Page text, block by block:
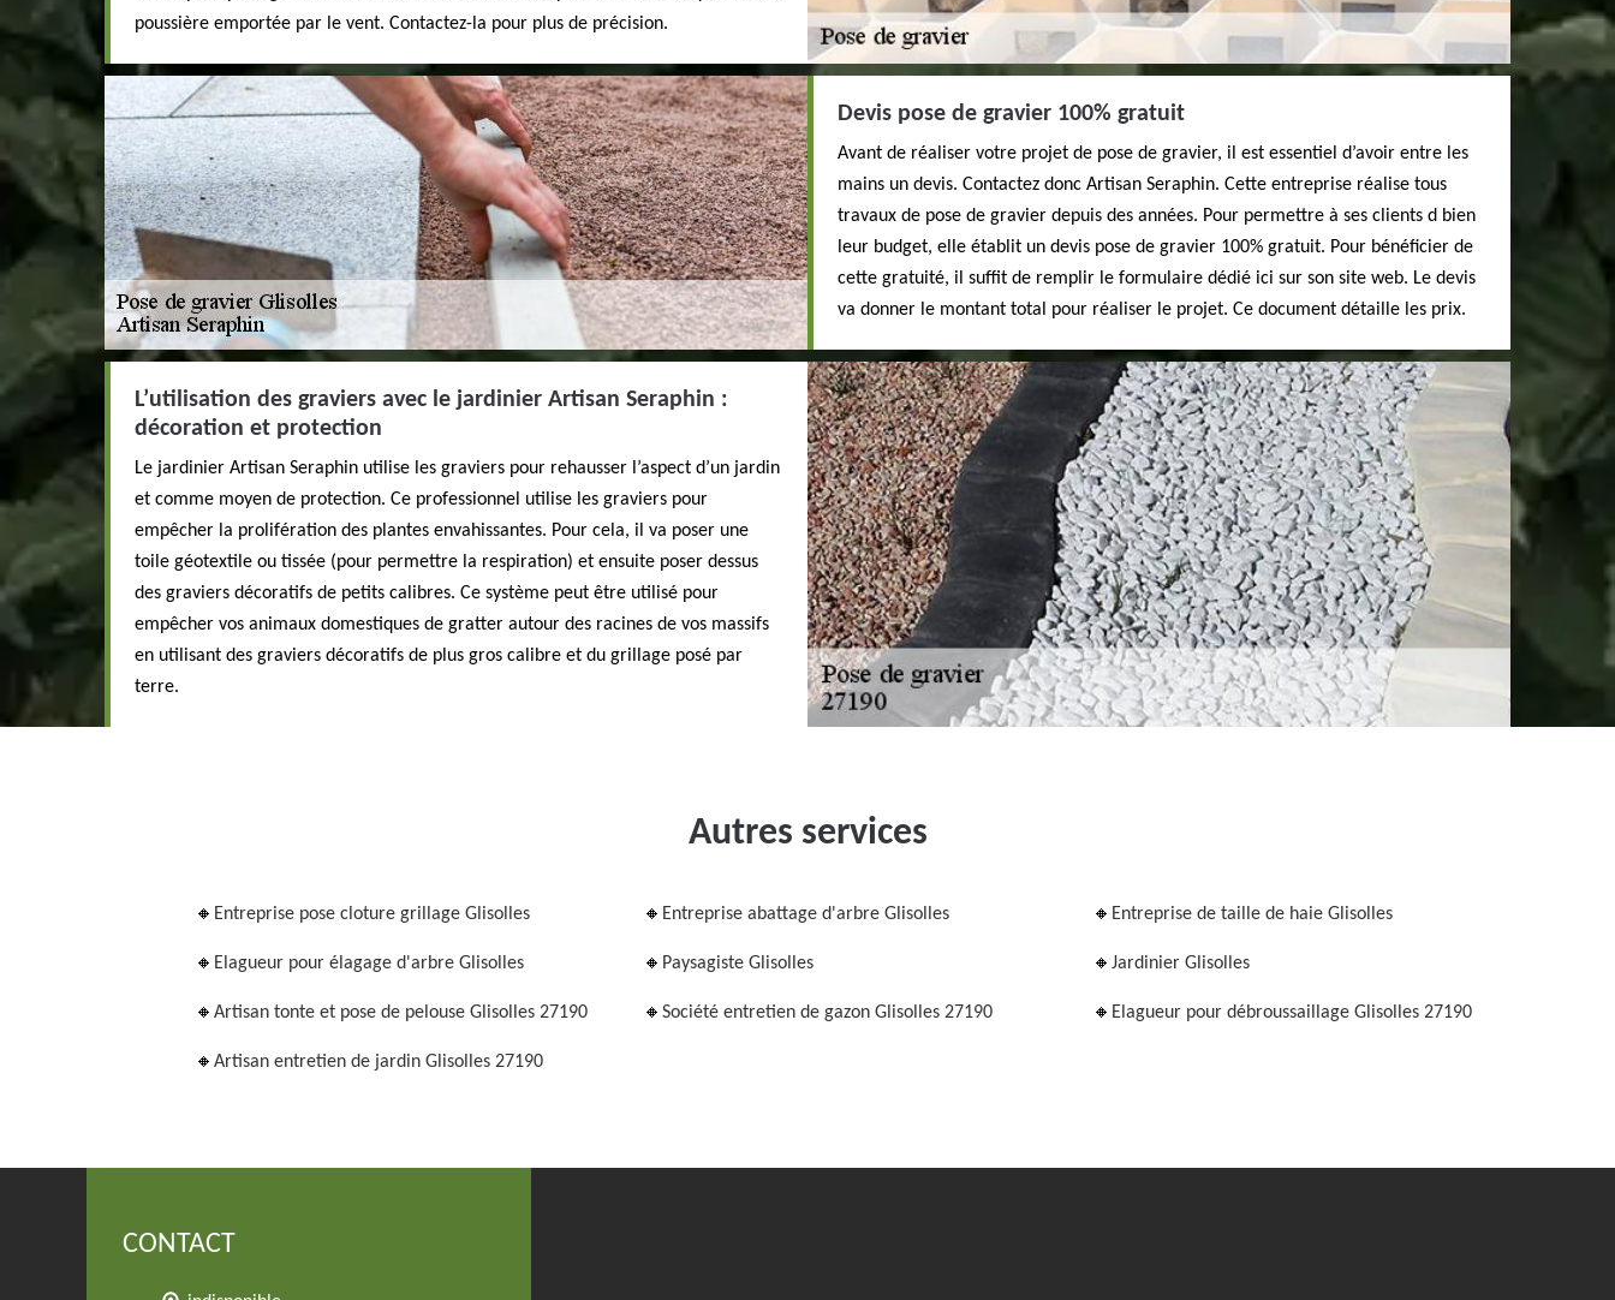
poussière emportée par le vent. Contactez-la pour plus de précision.
Devis pose de gravier 100% gratuit
Avant de réaliser votre projet de pose de gravier, il est essentiel d’avoir entre les
mains un devis. Contactez donc Artisan Seraphin. Cette entreprise réalise tous
travaux de pose de gravier depuis des années. Pour permettre à ses clients d bien
leur budget, elle établit un devis pose de gravier 100% gratuit. Pour bénéficier de
cette gratuité, il suffit de remplir le formulaire dédié ici sur son site web. Le devis
va donner le montant total pour réaliser le projet. Ce document détaille les prix.
L’utilisation des graviers avec le jardinier Artisan Seraphin :
décoration et protection
Le jardinier Artisan Seraphin utilise les graviers pour rehausser l’aspect d’un jardin
et comme moyen de protection. Ce professionnel utilise les graviers pour
empêcher la prolifération des plantes envahissantes. Pour cela, il va poser une
toile géotextile ou tissée (pour permettre la respiration) et ensuite poser dessus
des graviers décoratifs de petits calibres. Ce système peut être utilisé pour
empêcher vos animaux domestiques de gratter autour des racines de vos massifs
en utilisant des graviers décoratifs de plus gros calibre et du grillage posé par
terre.
Autres services
Entreprise pose cloture grillage Glisolles Entreprise abattage d'arbre Glisolles Entreprise de taille de haie Glisolles
Elagueur pour élagage d'arbre Glisolles Paysagiste Glisolles Jardinier Glisolles
Artisan tonte et pose de pelouse Glisolles 27190 Société entretien de gazon Glisolles 27190 Elagueur pour débroussaillage Glisolles 27190
Artisan entretien de jardin Glisolles 27190
CONTACT